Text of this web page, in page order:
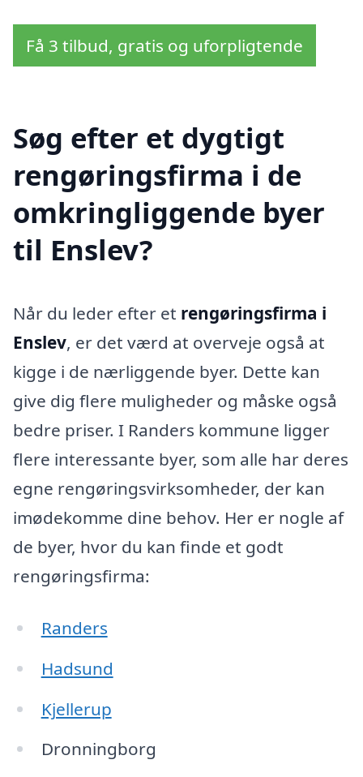
Få 3 tilbud, gratis og uforpligtende
Søg efter et dygtigt
rengøringsfirma i de
omkringliggende byer
til Enslev?
Når du leder efter et rengøringsfirma i
Enslev, er det værd at overveje også at
kigge i de nærliggende byer. Dette kan
give dig flere muligheder og måske også
bedre priser. I Randers kommune ligger
flere interessante byer, som alle har deres
egne rengøringsvirksomheder, der kan
imødekomme dine behov. Her er nogle af
de byer, hvor du kan finde et godt
rengøringsfirma:
Randers
Hadsund
Kjellerup
Dronningborg